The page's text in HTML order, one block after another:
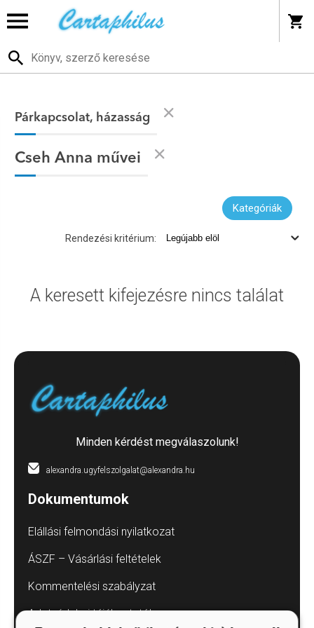
Párkapcsolat, házasság
Cseh Anna művei
Kategóriák
Rendezési kritérium:
A keresett kifejezésre nincs találat
Minden kérdést megválaszolunk!
alexandra.ugyfelszolgalat@alexandra.hu
Dokumentumok
Elállási felmondási nyilatkozat
ÁSZF – Vásárlási feltételek
Kommentelési szabályzat
Adatvédelmi tájékoztatók